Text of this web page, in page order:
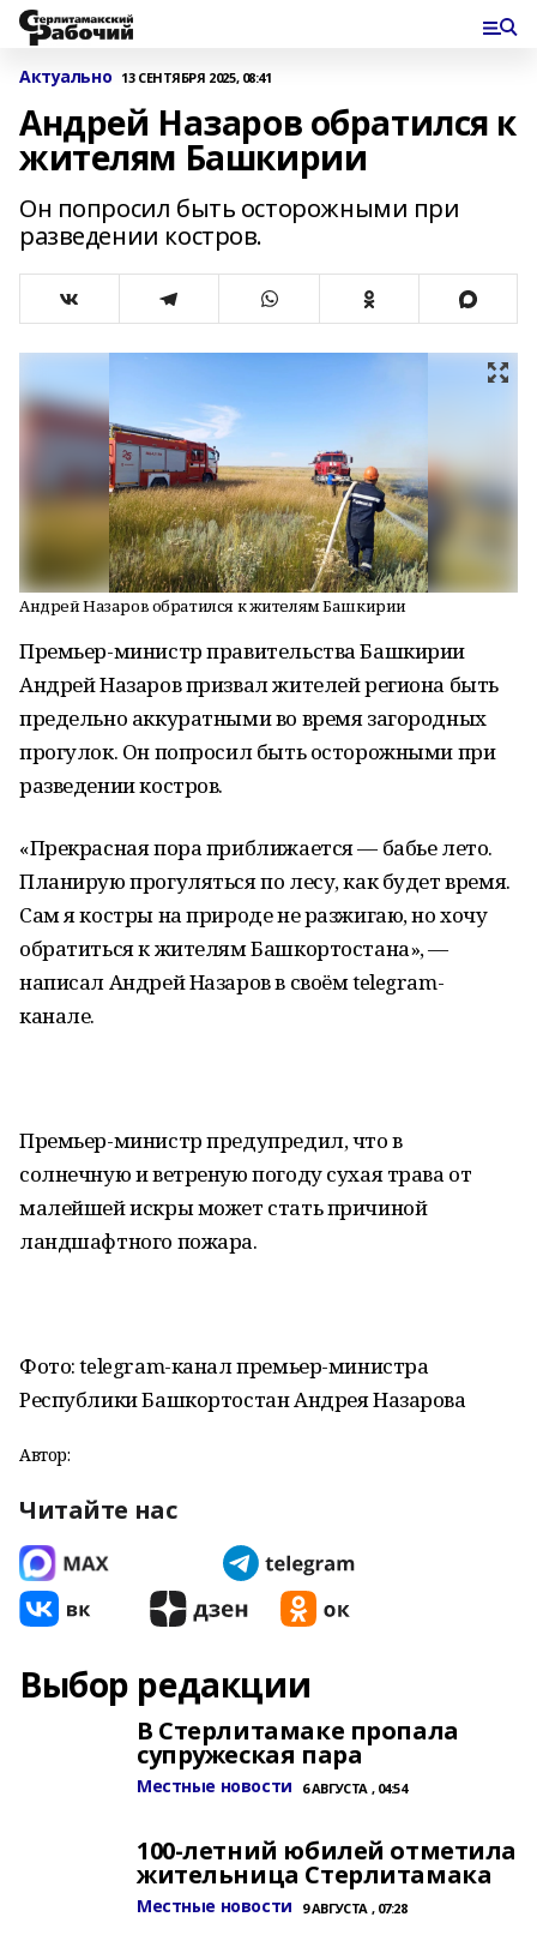
Актуально 13 СЕНТЯБРЯ 2025, 08:41
Андрей Назаров обратился к
жителям Башкирии
Он попросил быть осторожными при
разведении костров.
Андрей Назаров обратился к жителям Башкирии
Премьер-министр правительства Башкирии
Андрей Назаров призвал жителей региона быть
предельно аккуратными во время загородных
прогулок. Он попросил быть осторожными при
разведении костров.
«Прекрасная пора приближается — бабье лето.
Планирую прогуляться по лесу, как будет время.
Сам я костры на природе не разжигаю, но хочу
обратиться к жителям Башкортостана», —
написал Андрей Назаров в своём telegram-
канале.
Премьер-министр предупредил, что в
солнечную и ветреную погоду сухая трава от
малейшей искры может стать причиной
ландшафтного пожара.
Фото: telegram-канал премьер-министра
Республики Башкортостан Андрея Назарова
Автор:
Читайте нас
Выбор редакции
В Стерлитамаке пропала
супружеская пара
Местные новости 6 АВГУСТА , 04:54
100-летний юбилей отметила
жительница Стерлитамака
Местные новости 9 АВГУСТА , 07:28